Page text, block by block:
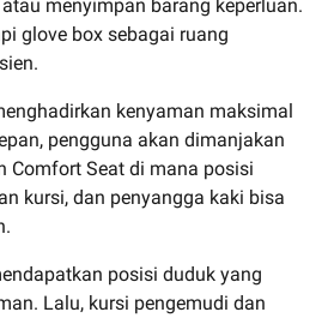
menyimpan barang keperluan.
glove box sebagai ruang
kenyaman maksimal
pengguna akan dimanjakan
Comfort Seat di mana posisi
kursi, dan penyangga kaki bisa
posisi duduk yang
Lalu, kursi pengemudi dan